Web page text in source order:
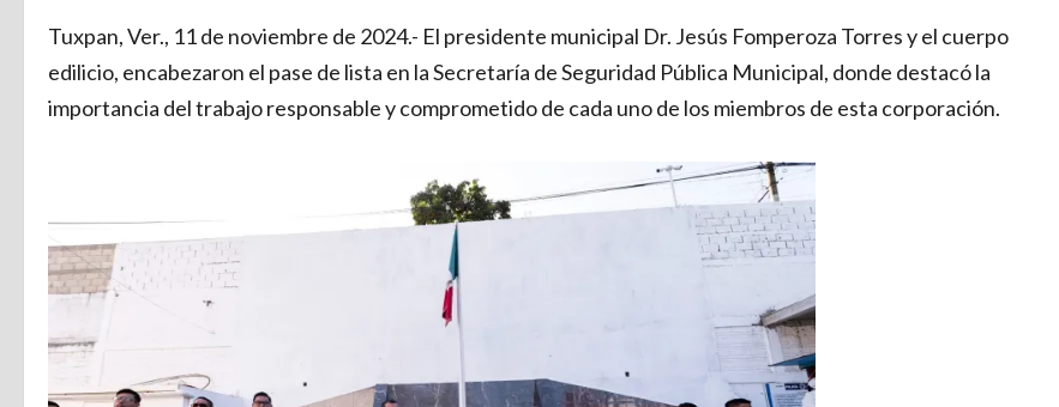
Tuxpan, Ver., 11 de noviembre de 2024.- El presidente municipal Dr. Jesús Fomperoza Torres y el cuerpo
edilicio, encabezaron el pase de lista en la Secretaría de Seguridad Pública Municipal, donde destacó la
importancia del trabajo responsable y comprometido de cada uno de los miembros de esta corporación.